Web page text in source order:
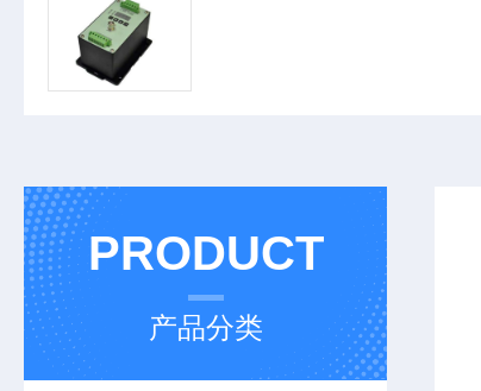
PRODUCT
产品分类